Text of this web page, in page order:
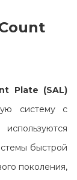
Plate (SAL)
систему с
быстрой
поколения,